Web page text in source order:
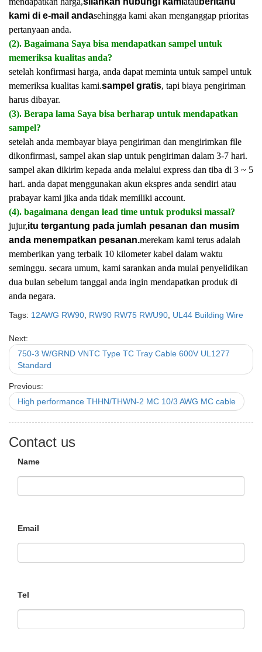
kami di e-mail andasehingga kami akan menganggap prioritas
pertanyaan anda.
(2). Bagaimana Saya bisa mendapatkan sampel untuk
memeriksa kualitas anda?
setelah konfirmasi harga, anda dapat meminta untuk sampel untuk
memeriksa kualitas kami.sampel gratis, tapi biaya pengiriman
harus dibayar.
(3). Berapa lama Saya bisa berharap untuk mendapatkan
sampel?
setelah anda membayar biaya pengiriman dan mengirimkan file
dikonfirmasi, sampel akan siap untuk pengiriman dalam 3-7 hari.
sampel akan dikirim kepada anda melalui express dan tiba di 3 ~ 5
hari. anda dapat menggunakan akun ekspres anda sendiri atau
prabayar kami jika anda tidak memiliki account.
(4). bagaimana dengan lead time untuk produksi massal?
jujur,itu tergantung pada jumlah pesanan dan musim
anda menempatkan pesanan.merekam kami terus adalah
memberikan yang terbaik 10 kilometer kabel dalam waktu
seminggu. secara umum, kami sarankan anda mulai penyelidikan
dua bulan sebelum tanggal anda ingin mendapatkan produk di
anda negara.
Tags: 12AWG RW90 RW90 RW75 RWU90 UL44 Building Wire
Next:
750-3 W/GRND VNTC Type TC Tray Cable 600V UL1277
Standard
Previous:
High performance THHN/THWN-2 MC 10/3 AWG MC cable
Contact us
Name
Email
Tel